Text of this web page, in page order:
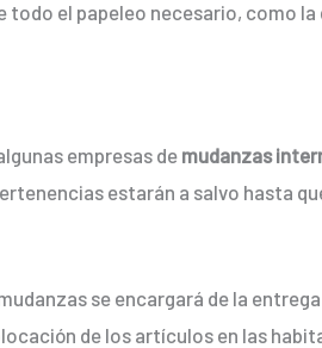
el papeleo necesario, como
empresas de mudanzas
estarán a salvo hasta
se encargará de la
de los artículos en las